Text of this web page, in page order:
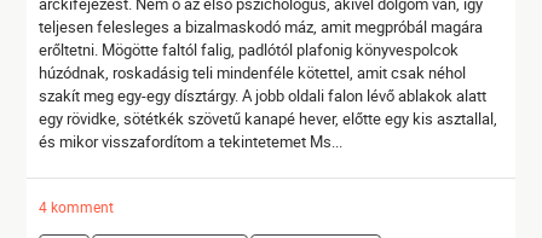
teljesen felesleges a bizalmaskodó máz, amit megpróbál magára
erőltetni. Mögötte faltól falig, padlótól plafonig könyvespolcok
húzódnak, roskadásig teli mindenféle kötettel, amit csak néhol
szakít meg egy-egy dísztárgy. A jobb oldali falon lévő ablakok alatt
egy rövidke, sötétkék szövetű kanapé hever, előtte egy kis asztallal,
és mikor visszafordítom a tekintetemet Ms...
4 komment